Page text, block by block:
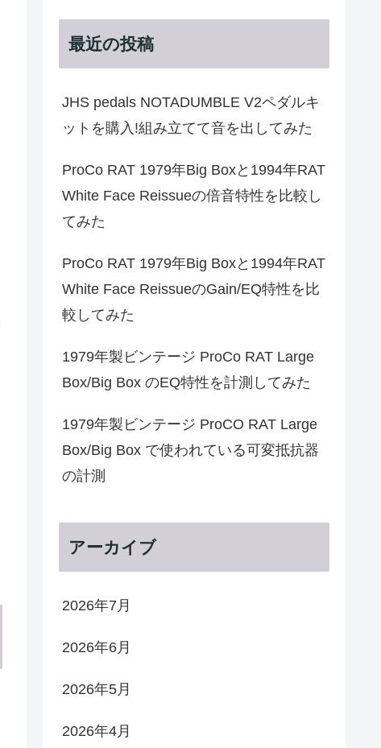
最近の投稿
JHS pedals NOTADUMBLE V2ペダルキ
ットを購入!組み立てて音を出してみた
ProCo RAT 1979年Big Boxと1994年RAT
White Face Reissueの倍音特性を比較し
てみた
ProCo RAT 1979年Big Boxと1994年RAT
White Face ReissueのGain/EQ特性を比
較してみた
1979年製ビンテージ ProCo RAT Large
Box/Big Box のEQ特性を計測してみた
1979年製ビンテージ ProCO RAT Large
Box/Big Box で使われている可変抵抗器
の計測
アーカイブ
2026年7月
2026年6月
2026年5月
2026年4月